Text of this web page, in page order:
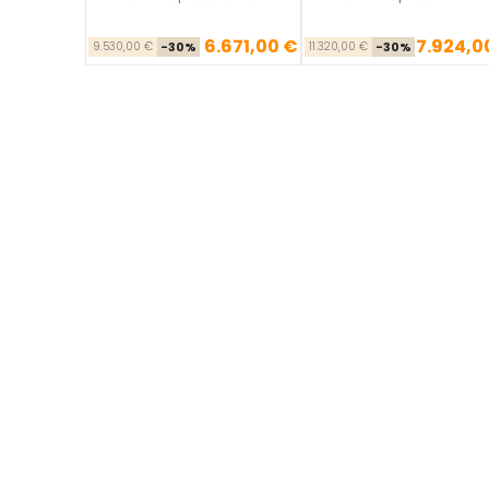
Precio base
9.530,00 € -30% Precio
6.671,00 € Precio
11.320,00 € -30%